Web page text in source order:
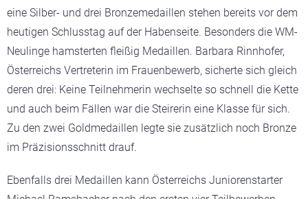
eine Silber- und drei Bronzemedaillen stehen bereits vor dem
heutigen Schlusstag auf der Habenseite. Besonders die WM-
Neulinge hamsterten fleißig Medaillen. Barbara Rinnhofer,
Österreichs Vertreterin im Frauenbewerb, sicherte sich gleich
deren drei: Keine Teilnehmerin wechselte so schnell die Kette
und auch beim Fällen war die Steirerin eine Klasse für sich.
Zu den zwei Goldmedaillen legte sie zusätzlich noch Bronze
im Präzisionsschnitt drauf.
Ebenfalls drei Medaillen kann Österreichs Juniorenstarter